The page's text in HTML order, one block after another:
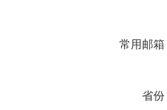
常用邮箱
省份